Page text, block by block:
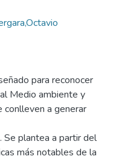
para reconocer
Medio ambiente y
conlleven a generar
Se plantea a partir del
más notables de la